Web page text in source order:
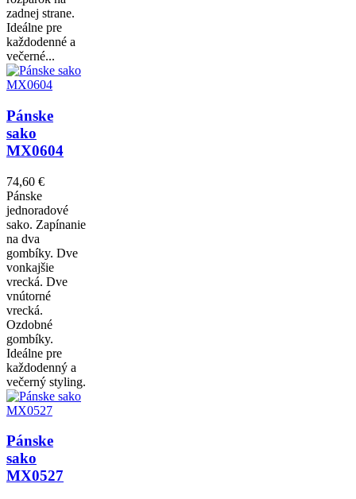
zadnej strane.
Ideálne pre
každodenné a
večerné...
Pánske
sako
MX0604
74,60 €
Pánske
jednoradové
sako. Zapínanie
na dva
gombíky. Dve
vonkajšie
vrecká. Dve
vnútorné
vrecká.
Ozdobné
gombíky.
Ideálne pre
každodenný a
večerný styling.
Pánske
sako
MX0527